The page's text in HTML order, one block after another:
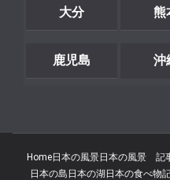
大分 熊
鹿児島 沖
Home日本の風景日本の風景 記
日本の島 日本の湖日本の食べ物